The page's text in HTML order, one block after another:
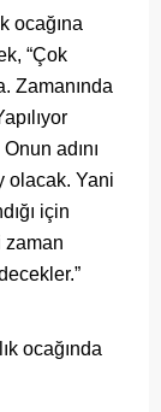
ocağına
“Çok
Zamanında
adını
olacak. Yani
için
zaman
ocağında